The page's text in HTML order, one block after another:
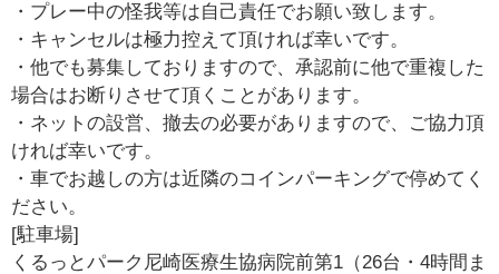
・プレー中の怪我等は自己責任でお願い致します。
・キャンセルは極力控えて頂ければ幸いです。
・他でも募集しておりますので、承認前に他で重複した
場合はお断りさせて頂くことがあります。
・ネットの設営、撤去の必要がありますので、ご協力頂
ければ幸いです。
・車でお越しの方は近隣のコインパーキングで停めてく
ださい。
[駐車場]
くるっとパーク尼崎医療生協病院前第1（26台・4時間ま